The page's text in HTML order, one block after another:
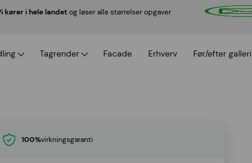
kører i hele landetog løser alle størrelser opgaver
Tagrender Facade Erhverv Før/efter galleri
100%virkningsgaranti